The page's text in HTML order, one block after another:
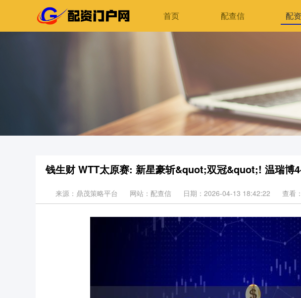
首页 配查信 配
钱生财 WTT太原赛: 新星豪斩&quot;双冠&quot;! 温瑞博
来源：鼎茂策略平台 网站：配查信 日期：2026-04-13 18:42:22 查看